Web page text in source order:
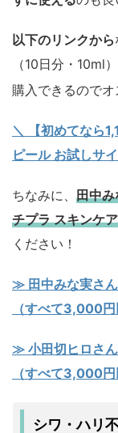
以下のリンクから
（10日分・10ml
購入できるのでオ
＼ 【初めてなら
ピール お試しサ
ちなみに、 田中
チプラ スキンケア
ください！
≫ 田中みな実さ
（すべて3,000円
≫ 小田切ヒロさ
（すべて3,000円
シワ・ハリ